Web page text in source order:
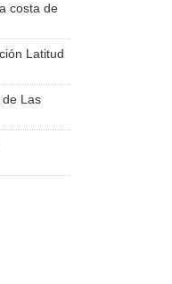
costa de
Latitud
de Las